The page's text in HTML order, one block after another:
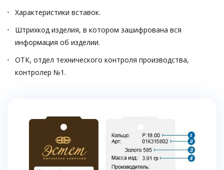
Характеристики вставок.
Штрихкод изделия, в котором зашифрована вся
информация об изделии.
ОТК, отдел технического контроля производства,
контролер №1.